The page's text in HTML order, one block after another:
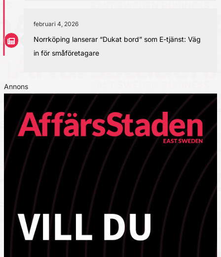
februari 4, 2026
Norrköping lanserar “Dukat bord” som E-tjänst: Väg
in för småföretagare
Annons